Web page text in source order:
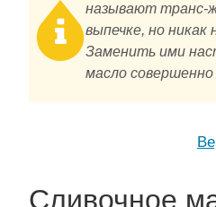
называют транс-
выпечке, но никак
Заменить ими
масло
Сливочное